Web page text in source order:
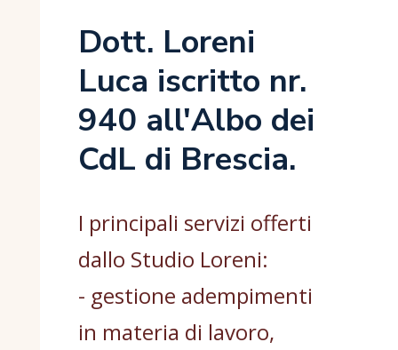
Dott. Loreni
Luca iscritto nr.
940 all'Albo dei
CdL di Brescia.
I principali servizi offerti
dallo Studio Loreni:
- gestione adempimenti
in materia di lavoro,